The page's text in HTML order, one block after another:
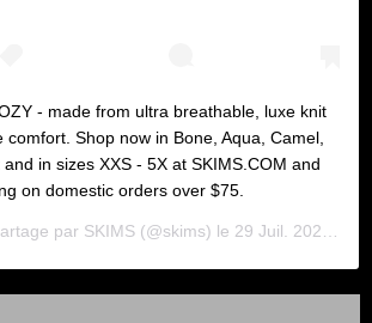
- made from ultra breathable, luxe knit
Shop now in Bone, Aqua, Camel,
in sizes XXS - 5X at SKIMS.COM and
on domestic orders over $75.
par SKIMS (@skims) le 29 Juil. 2020 3 :00 PDT